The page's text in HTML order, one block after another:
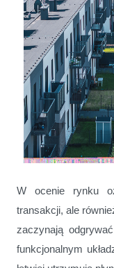
W ocenie rynku
transakcji, ale
zaczynają
funkcjonalnym